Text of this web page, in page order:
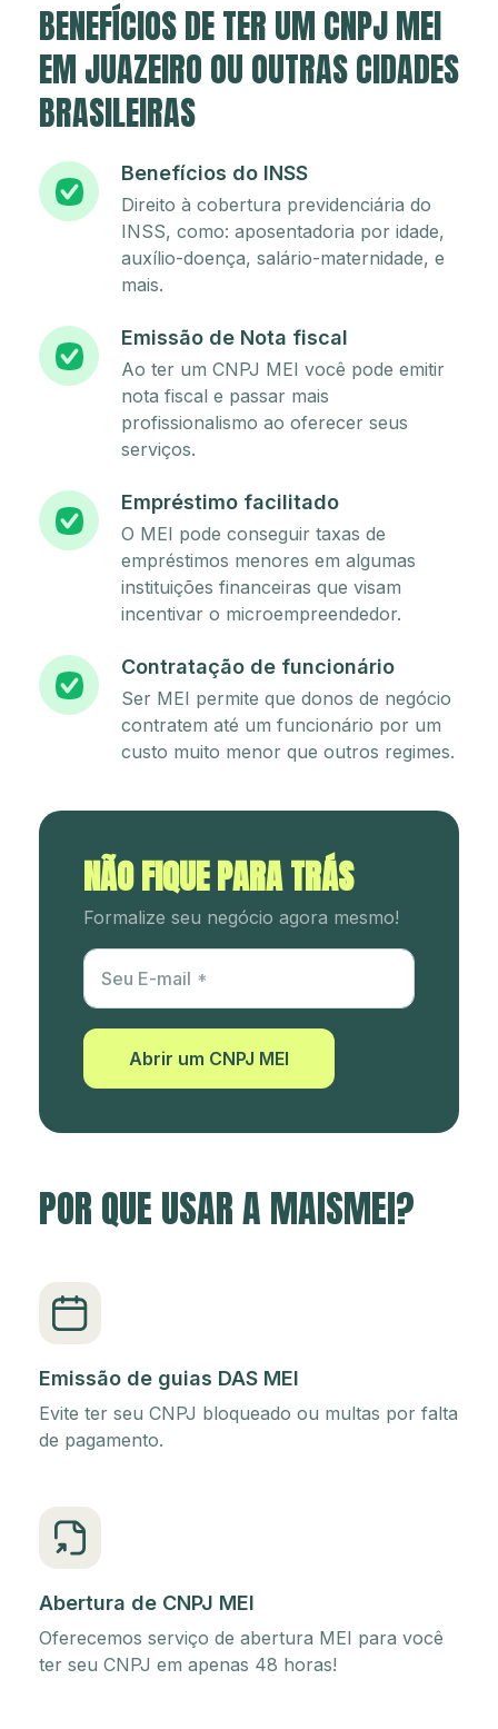
BENEFÍCIOS DE TER UM CNPJ MEI
EM JUAZEIRO OU OUTRAS CIDADES
BRASILEIRAS
Benefícios do INSS
Direito à cobertura previdenciária do
INSS, como: aposentadoria por idade,
auxílio-doença, salário-maternidade, e
mais.
Emissão de Nota fiscal
Ao ter um CNPJ MEI você pode emitir
nota fiscal e passar mais
profissionalismo ao oferecer seus
serviços.
Empréstimo facilitado
O MEI pode conseguir taxas de
empréstimos menores em algumas
instituições financeiras que visam
incentivar o microempreendedor.
Contratação de funcionário
Ser MEI permite que donos de negócio
contratem até um funcionário por um
custo muito menor que outros regimes.
NÃO FIQUE PARA TRÁS
Formalize seu negócio agora mesmo!
Utm Content
Seu E-mail
Abrir um CNPJ MEI
POR QUE USAR A MAISMEI?
Emissão de guias DAS MEI
Evite ter seu CNPJ bloqueado ou multas por falta
de pagamento.
Abertura de CNPJ MEI
Oferecemos serviço de abertura MEI para você
ter seu CNPJ em apenas 48 horas!